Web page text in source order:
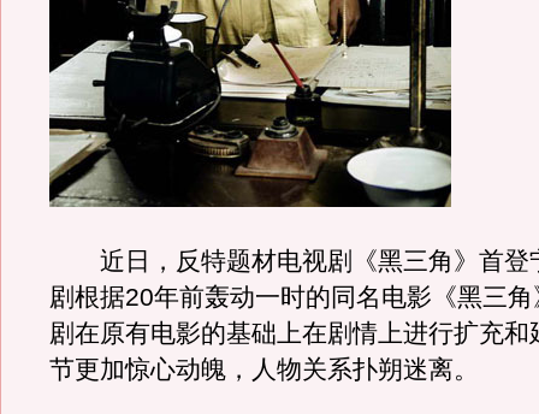
近日，反特题材电视剧《黑三角》首登
剧根据20年前轰动一时的同名电影《黑三
剧在原有电影的基础上在剧情上进行扩充和
节更加惊心动魄，人物关系扑朔迷离。